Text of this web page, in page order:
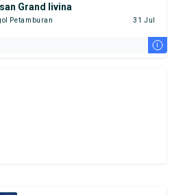
Grand livina
Petamburan 31 Jul
i